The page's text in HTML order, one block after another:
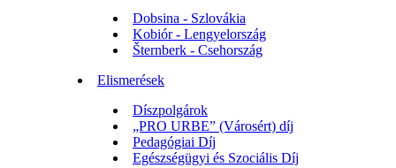
Dobsina - Szlovákia
Kobiór - Lengyelország
Šternberk - Csehország
Elismerések
Díszpolgárok
„PRO URBE” (Városért) díj
Pedagógiai Díj
Egészségügyi és Szociális Díj